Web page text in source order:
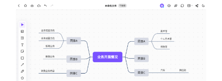
AI生成平衡计分卡
AI生成时间管理四象限
AI生成胜任力模型
AI生成价值链